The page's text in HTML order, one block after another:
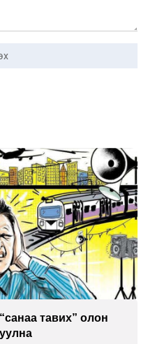
тавих” олон